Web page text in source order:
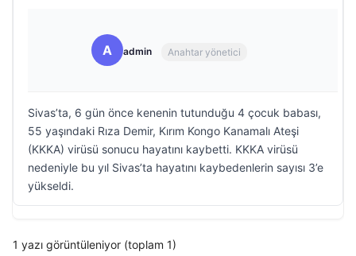
A admin Anahtar yönetici
Sivas’ta, 6 gün önce kenenin tutunduğu 4 çocuk babası,
55 yaşındaki Rıza Demir, Kırım Kongo Kanamalı Ateşi
(KKKA) virüsü sonucu hayatını kaybetti. KKKA virüsü
nedeniyle bu yıl Sivas’ta hayatını kaybedenlerin sayısı 3’e
yükseldi.
1 yazı görüntüleniyor (toplam 1)